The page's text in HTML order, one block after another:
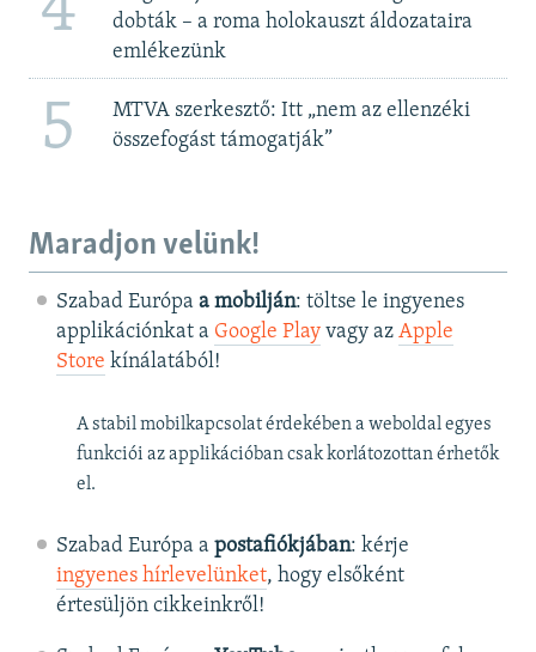
dobták – a roma holokauszt áldozataira
emlékezünk
5
MTVA szerkesztő: Itt „nem az ellenzéki
összefogást támogatják”
Maradjon velünk!
Szabad Európa a mobilján: töltse le ingyenes
applikációnkat a Google Playvagy az Apple
Store kínálatából!
A stabil mobilkapcsolat érdekében a weboldal egyes
funkciói az applikációban csak korlátozottan érhetők
el.
Szabad Európa a postafiókjában: kérje
ingyenes hírlevelünket, hogy elsőként
értesüljön cikkeinkről!